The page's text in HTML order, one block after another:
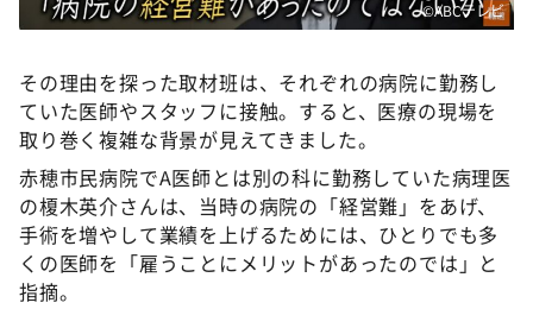
©ABCテレビ
その理由を探った取材班は、それぞれの病院に勤務し
ていた医師やスタッフに接触。すると、医療の現場を
取り巻く複雑な背景が見えてきました。
赤穂市民病院でA医師とは別の科に勤務していた病理医
の榎木英介さんは、当時の病院の「経営難」をあげ、
手術を増やして業績を上げるためには、ひとりでも多
くの医師を「雇うことにメリットがあったのでは」と
指摘。